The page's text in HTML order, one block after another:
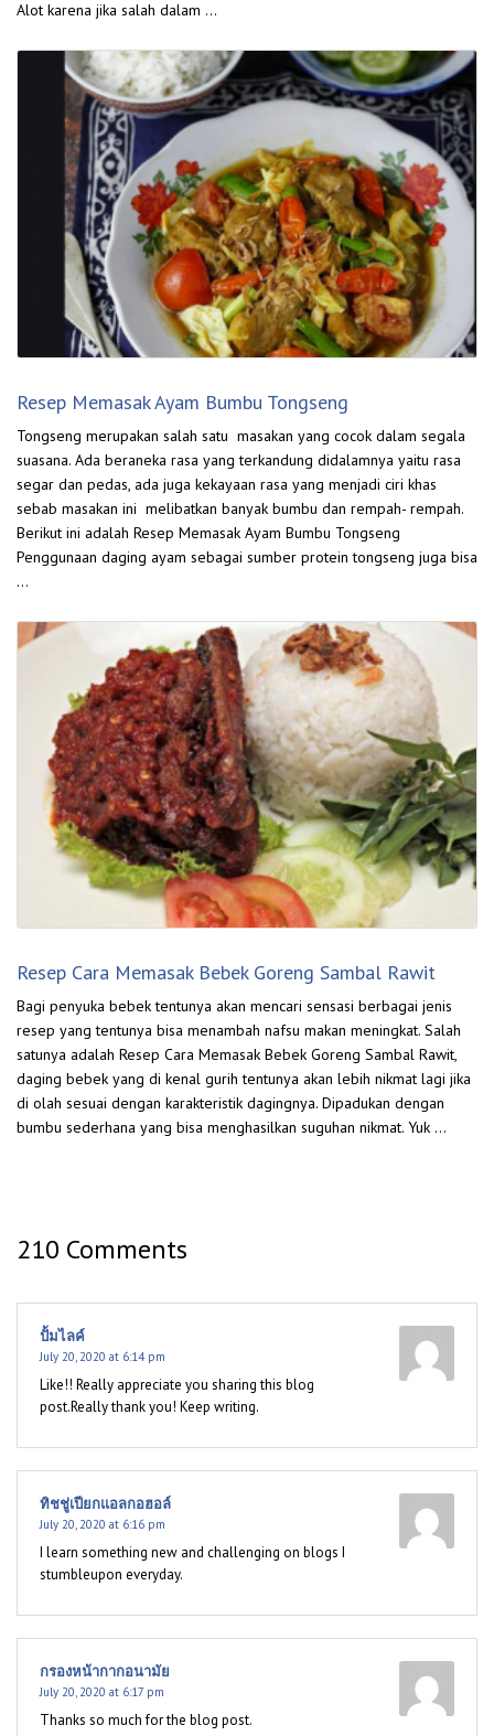
Alot karena jika salah dalam …
Resep Memasak Ayam Bumbu Tongseng
Tongseng merupakan salah satu masakan yang cocok dalam segala
suasana. Ada beraneka rasa yang terkandung didalamnya yaitu rasa
segar dan pedas, ada juga kekayaan rasa yang menjadi ciri khas
sebab masakan ini melibatkan banyak bumbu dan rempah- rempah.
Berikut ini adalah Resep Memasak Ayam Bumbu Tongseng
Penggunaan daging ayam sebagai sumber protein tongseng juga bisa
…
Resep Cara Memasak Bebek Goreng Sambal Rawit
Bagi penyuka bebek tentunya akan mencari sensasi berbagai jenis
resep yang tentunya bisa menambah nafsu makan meningkat. Salah
satunya adalah Resep Cara Memasak Bebek Goreng Sambal Rawit,
daging bebek yang di kenal gurih tentunya akan lebih nikmat lagi jika
di olah sesuai dengan karakteristik dagingnya. Dipadukan dengan
bumbu sederhana yang bisa menghasilkan suguhan nikmat. Yuk …
210 Comments
ปั้มไลค์
July 20, 2020 at 6:14 pm
Like!! Really appreciate you sharing this blog
post.Really thank you! Keep writing.
ทิชชู่เปียกแอลกอฮอล์
July 20, 2020 at 6:16 pm
I learn something new and challenging on blogs I
stumbleupon everyday.
กรองหน้ากากอนามัย
July 20, 2020 at 6:17 pm
Thanks so much for the blog post.